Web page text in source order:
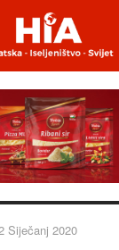
Siječanj 2020